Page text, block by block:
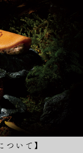
ついて】